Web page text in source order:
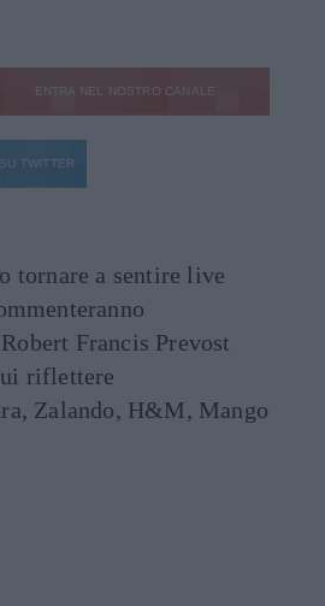
ENTRA NEL NOSTRO CANALE
TWITTER
tornare a sentire live
Francis Prevost
riflettere
Zalando, H&M, Mango